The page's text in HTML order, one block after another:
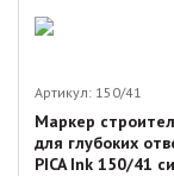
Артикул: 150/41
Маркер
для глубоких
PICA Ink 150/41